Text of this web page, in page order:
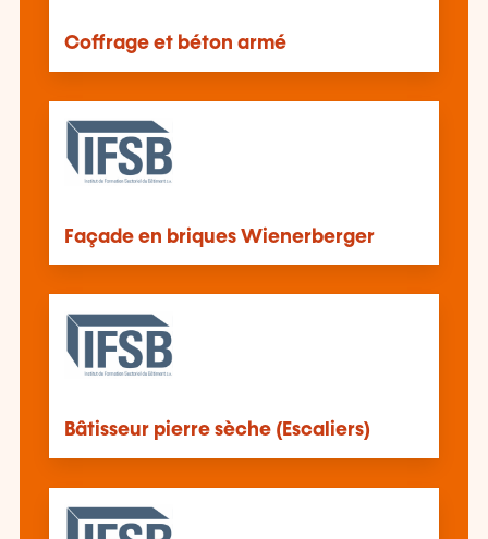
Coffrage et béton armé
Façade en briques Wienerberger
Bâtisseur pierre sèche (Escaliers)